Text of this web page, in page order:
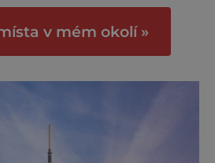
radnice
Liberec znám jako město,
odtrhnout zrak. A to z
v mém okolí »